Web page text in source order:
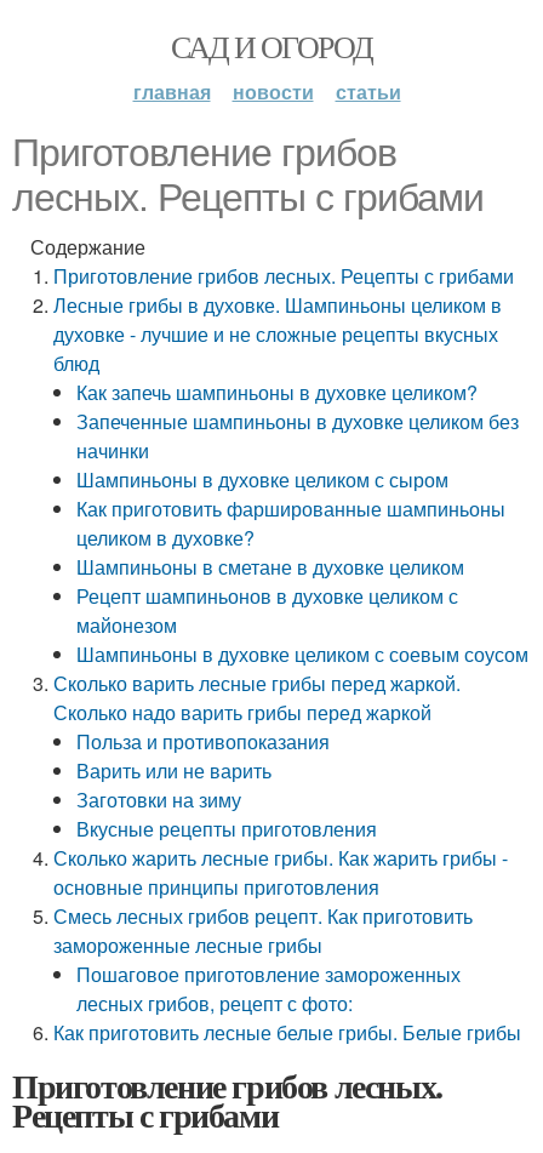
САД И ОГОРОД
главная новости статьи
Приготовление грибов
лесных. Рецепты с грибами
Содержание
Приготовление грибов лесных. Рецепты с грибами
Лесные грибы в духовке. Шампиньоны целиком в
духовке - лучшие и не сложные рецепты вкусных
блюд
Как запечь шампиньоны в духовке целиком?
Запеченные шампиньоны в духовке целиком без
начинки
Шампиньоны в духовке целиком с сыром
Как приготовить фаршированные шампиньоны
целиком в духовке?
Шампиньоны в сметане в духовке целиком
Рецепт шампиньонов в духовке целиком с
майонезом
Шампиньоны в духовке целиком с соевым соусом
Сколько варить лесные грибы перед жаркой.
Сколько надо варить грибы перед жаркой
Польза и противопоказания
Варить или не варить
Заготовки на зиму
Вкусные рецепты приготовления
Сколько жарить лесные грибы. Как жарить грибы -
основные принципы приготовления
Смесь лесных грибов рецепт. Как приготовить
замороженные лесные грибы
Пошаговое приготовление замороженных
лесных грибов, рецепт с фото:
Как приготовить лесные белые грибы. Белые грибы
Приготовление грибов лесных.
Рецепты с грибами